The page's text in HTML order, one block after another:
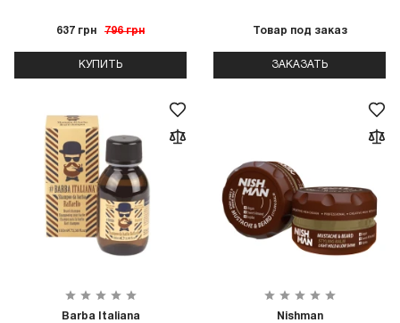
637 грн 796 грн
КУПИТЬ
Товар под заказ
ЗАКАЗАТЬ
Barba Italiana Nishman